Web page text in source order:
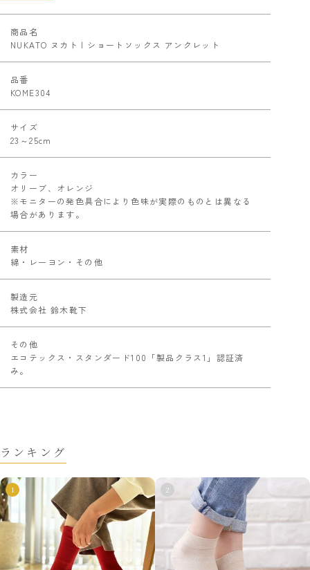
商品名
NUKATO ヌカト | ショートソックス アンクレット
品番
KOME304
サイズ
23～25cm
カラー
オリーブ、オレンジ
※モニターの発色具合により色味が実際のものとは異なる
場合があります。
素材
綿・レーヨン・その他
製造元
株式会社 鈴木靴下
その他
エコテックス・スタンダード100「製品クラス1」認証済
み。
ランキング